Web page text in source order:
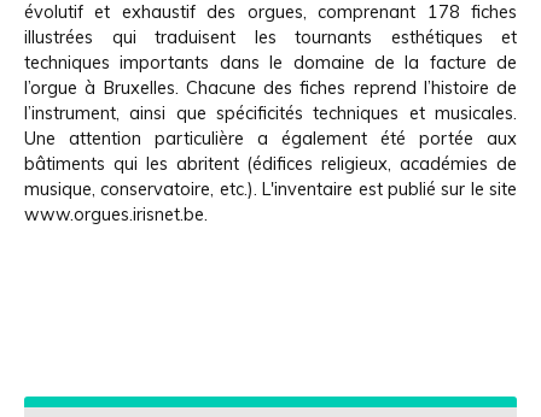
évolutif et exhaustif des orgues, comprenant 178 fiches
illustrées qui traduisent les tournants esthétiques et
techniques importants dans le domaine de la facture de
l’orgue à Bruxelles. Chacune des fiches reprend l’histoire de
l’instrument, ainsi que spécificités techniques et musicales.
Une attention particulière a également été portée aux
bâtiments qui les abritent (édifices religieux, académies de
musique, conservatoire, etc.). L'inventaire est publié sur le site
www.orgues.irisnet.be.